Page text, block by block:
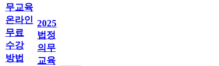
무교육
온라인
무료
수강
방법
2025
법정
의무
교육